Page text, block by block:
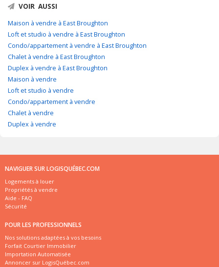
VOIR AUSSI
Maison à vendre à East Broughton
Loft et studio à vendre à East Broughton
Condo/appartement à vendre à East Broughton
Chalet à vendre à East Broughton
Duplex à vendre à East Broughton
Maison à vendre
Loft et studio à vendre
Condo/appartement à vendre
Chalet à vendre
Duplex à vendre
NAVIGUER SUR LOGISQUÉBEC.COM
Logements à louer
Propriétés à vendre
Aide - FAQ
Sécurité
POUR LES PROFESSIONNELS
Nos solutions adaptées à vos besoins
Forfait Courtier Immobilier
Importation Automatisée
Annoncer sur LogisQuébec.com